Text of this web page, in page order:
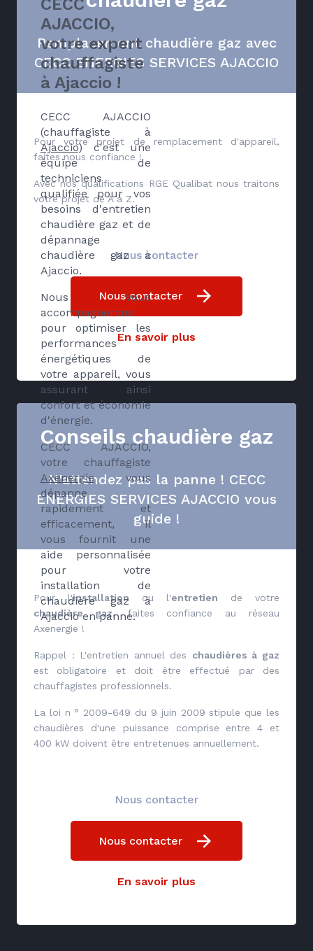
CECC
AJACCIO,
votre expert
chauffagiste
à Ajaccio !
CECC AJACCIO
(chauffagiste à
Ajaccio) c'est une
équipe de
techniciens
qualifiée pour vos
besoins d'entretien
chaudière gaz et de
dépannage
chaudière gaz à
Ajaccio.
Nous vous
accompagnerons
pour optimiser les
performances
énergétiques de
votre appareil, vous
assurant ainsi
confort et économie
d'énergie.
CECC AJACCIO,
votre chauffagiste
Axenergievous
dépanne
rapidement et
efficacement, il
vous fournit une
aide personnalisée
pour votre
installation de
chaudière gaz à
Ajaccio en panne.
Remplacement chaudière gaz avec
CECC ENERGIES SERVICES AJACCIO
Pour votre projet de remplacement d'appareil,
faites nous confiance !
Avec nos qualifications RGE Qualibat nous traitons
votre projet de A à Z.
Nous contacter
Nous contacter
En savoir plus
Conseils chaudière gaz
N'attendez pas la panne ! CECC
ENERGIES SERVICES AJACCIO vous
guide !
Pour l'installation ou l'entretien de votre
chaudière gaz, faites confiance au réseau
Axenergie !
Rappel : L'entretien annuel des chaudières à gaz
est obligatoire et doit être effectué par des
chauffagistes professionnels.
La loi n ° 2009-649 du 9 juin 2009 stipule que les
chaudières d'une puissance comprise entre 4 et
400 kW doivent être entretenues annuellement.
Nous contacter
Nous contacter
En savoir plus